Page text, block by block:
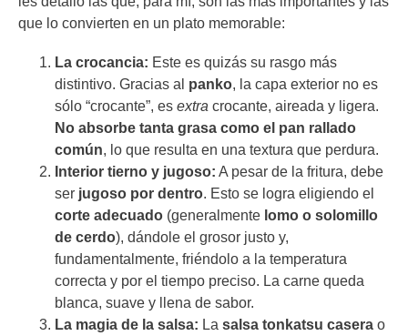
que lo convierten en un plato memorable:
La crocancia: Este es quizás su rasgo más
distintivo. Gracias al panko, la capa exterior no es
sólo “crocante”, es extra crocante, aireada y ligera.
No absorbe tanta grasa como el pan rallado
común, lo que resulta en una textura que perdura.
Interior tierno y jugoso: A pesar de la fritura, debe
ser jugoso por dentro. Esto se logra eligiendo el
corte adecuado (generalmente lomo o solomillo
de cerdo), dándole el grosor justo y,
fundamentalmente, friéndolo a la temperatura
correcta y por el tiempo preciso. La carne queda
blanca, suave y llena de sabor.
La magia de la salsa: La salsa tonkatsu casera o